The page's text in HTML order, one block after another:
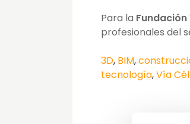
Para la
profesionales del
3D, BIM,
tecnología,Vía